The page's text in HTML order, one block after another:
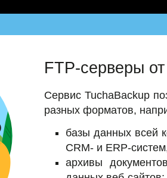
FTP-серверы
Сервис TuchaBackup
разных форматов,
базы данных всей
CRM- и ERP-
архивы